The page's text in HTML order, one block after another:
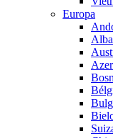
Europa